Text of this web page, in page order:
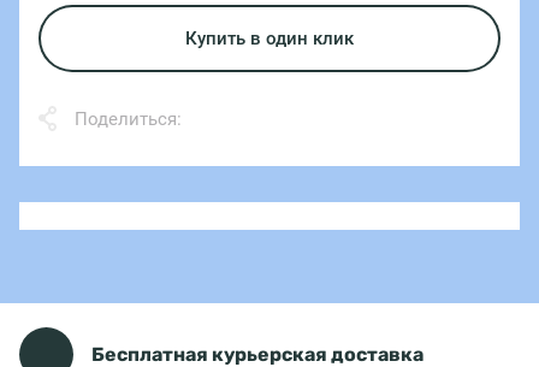
Купить в один клик
Поделиться:
Бесплатная курьерская доставка